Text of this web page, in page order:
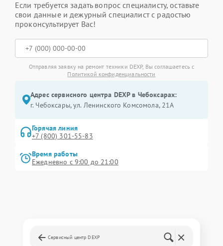
Если требуется задать вопрос специалисту, оставьте
свои данные и дежурный специалист с радостью
проконсультирует Вас!
Отправляя заявку на ремонт техники DEXP, Вы соглашаетесь с
Политикой конфиденциальности
Адрес сервисного центра DEXP в Чебоксарах:
г. Чебоксары, ул. Ленинского Комсомола, 21А
Горячая линия
+7 (800) 301-55-83
Время работы
Ежедневно с 9:00 до 21:00
Сервисный центр DEXP